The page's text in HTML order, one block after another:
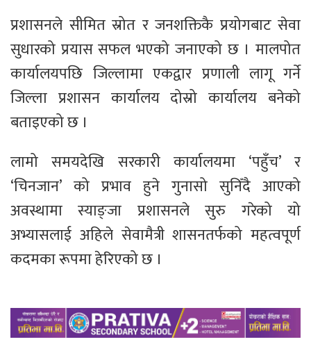
प्रशासनले सीमित स्रोत र जनशक्तिकै प्रयोगबाट सेवा
सुधारको प्रयास सफल भएको जनाएको छ । मालपोत
कार्यालयपछि जिल्लामा एकद्वार प्रणाली लागू गर्ने
जिल्ला प्रशासन कार्यालय दोस्रो कार्यालय बनेको
बताइएको छ ।
लामो समयदेखि सरकारी कार्यालयमा ‘पहुँच’ र
‘चिनजान’ को प्रभाव हुने गुनासो सुनिँदै आएको
अवस्थामा स्याङ्जा प्रशासनले सुरु गरेको यो
अभ्यासलाई अहिले सेवामैत्री शासनतर्फको महत्वपूर्ण
कदमका रूपमा हेरिएको छ ।